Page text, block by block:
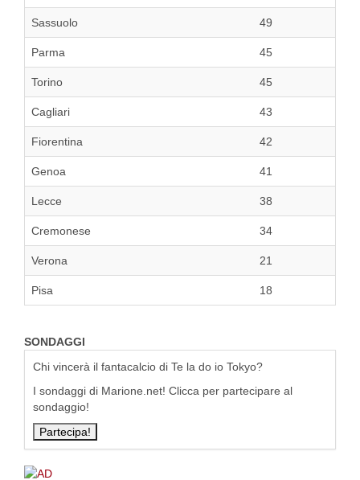
Sassuolo 49
Parma 45
Torino 45
Cagliari 43
Fiorentina 42
Genoa 41
Lecce 38
Cremonese 34
Verona 21
Pisa 18
SONDAGGI
Chi vincerà il fantacalcio di Te la do io Tokyo?
I sondaggi di Marione.net! Clicca per partecipare al
sondaggio!